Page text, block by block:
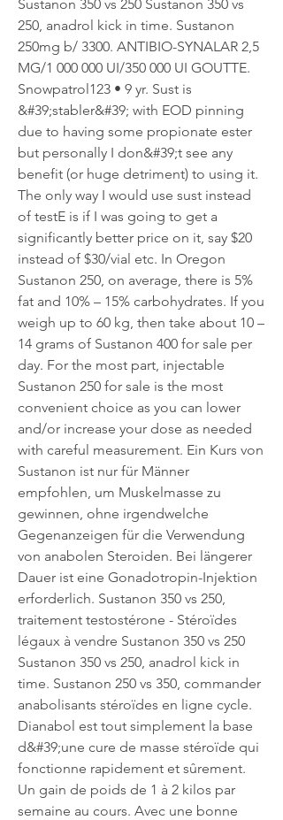
Sustanon 350 vs 250 Sustanon 350 vs
250, anadrol kick in time. Sustanon
250mg b/ 3300. ANTIBIO-SYNALAR 2,5
MG/1 000 000 UI/350 000 UI GOUTTE.
Snowpatrol123 • 9 yr. Sust is
&#39;stabler&#39; with EOD pinning
due to having some propionate ester
but personally I don&#39;t see any
benefit (or huge detriment) to using it.
The only way I would use sust instead
of testE is if I was going to get a
significantly better price on it, say $20
instead of $30/vial etc. In Oregon
Sustanon 250, on average, there is 5%
fat and 10% – 15% carbohydrates. If you
weigh up to 60 kg, then take about 10 –
14 grams of Sustanon 400 for sale per
day. For the most part, injectable
Sustanon 250 for sale is the most
convenient choice as you can lower
and/or increase your dose as needed
with careful measurement. Ein Kurs von
Sustanon ist nur für Männer
empfohlen, um Muskelmasse zu
gewinnen, ohne irgendwelche
Gegenanzeigen für die Verwendung
von anabolen Steroiden. Bei längerer
Dauer ist eine Gonadotropin-Injektion
erforderlich. Sustanon 350 vs 250,
traitement testostérone - Stéroïdes
légaux à vendre Sustanon 350 vs 250
Sustanon 350 vs 250, anadrol kick in
time. Sustanon 250 vs 350, commander
anabolisants stéroïdes en ligne cycle.
Dianabol est tout simplement la base
d&#39;une cure de masse stéroïde qui
fonctionne rapidement et sûrement.
Un gain de poids de 1 à 2 kilos par
semaine au cours. Avec une bonne